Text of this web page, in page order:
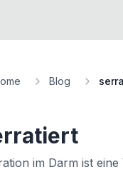
Blog
im Darm ist